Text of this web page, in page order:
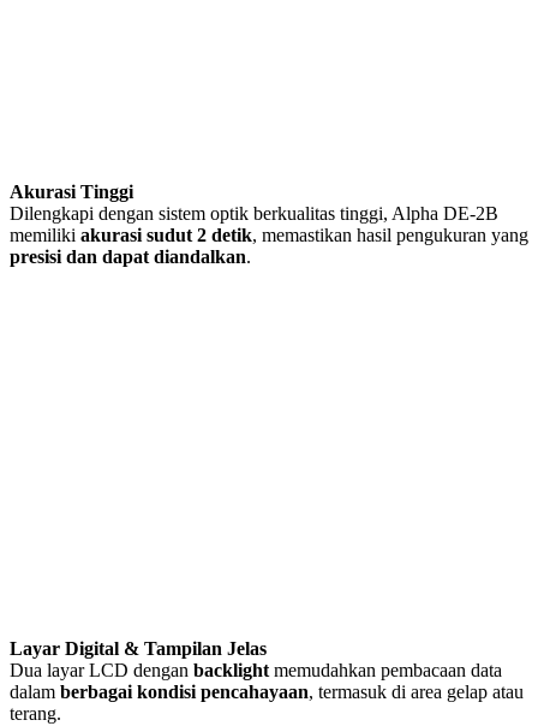
Akurasi Tinggi
Dilengkapi dengan sistem optik berkualitas tinggi, Alpha DE-2B
memiliki akurasi sudut 2 detik, memastikan hasil pengukuran yang
presisi dan dapat diandalkan.
Layar Digital & Tampilan Jelas
Dua layar LCD dengan backlight memudahkan pembacaan data
dalam berbagai kondisi pencahayaan, termasuk di area gelap atau
terang.